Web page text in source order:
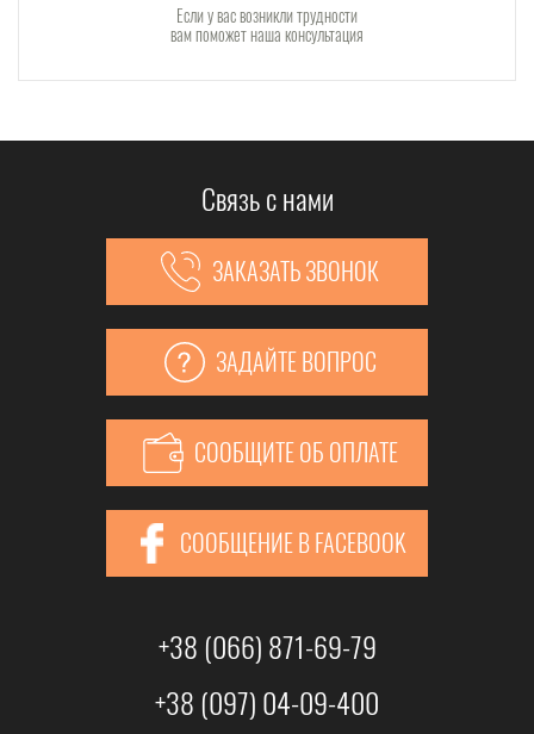
Если у вас возникли трудности
вам поможет наша консультация
Связь с нами
ЗАКАЗАТЬ ЗВОНОК
ЗАДАЙТЕ ВОПРОС
СООБЩИТЕ ОБ ОПЛАТЕ
СООБЩЕНИЕ В FACEBOOK
+38 (066) 871-69-79
+38 (097) 04-09-400